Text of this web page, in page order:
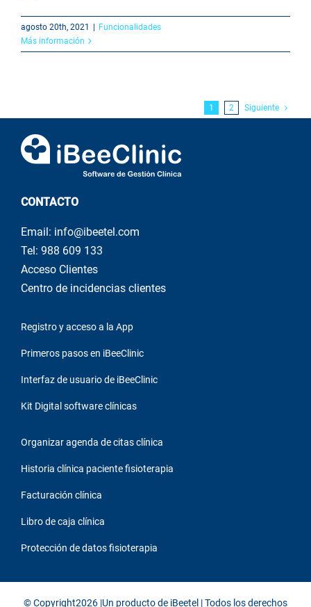
agosto 20th, 2021
Funcionalidades
Más información
1 2 Siguiente
CONTACTO
Email: info@ibeetel.com
Tel: 988 609 133
Acceso Clientes
Centro de incidencias clientes
Registro y acceso a la App
Primeros pasos en iBeeClinic
Interfaz de usuario de iBeeClinic
Kit Digital software clínicas
Organizar agenda de citas clínica
Historia clínica paciente fisioterapia
Facturación clínica
Libro de caja clínica
Protección de datos fisioterapia
© Copyright2026 |Un producto de iBeetel | Todos los derechos